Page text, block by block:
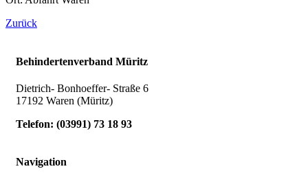
Zurück
Behindertenverband Müritz
Dietrich- Bonhoeffer- Straße 6
17192 Waren (Müritz)
Telefon: (03991) 73 18 93
Navigation